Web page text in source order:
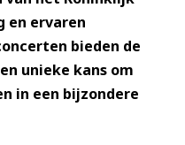
en ervaren
bieden de
unieke kans om
in een bijzondere